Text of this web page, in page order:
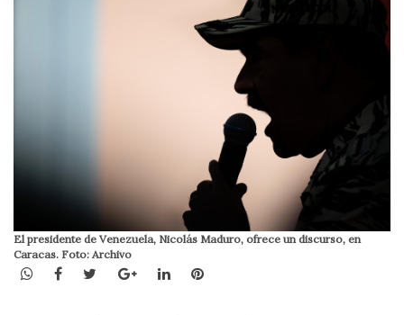
El presidente de Venezuela, Nicolás Maduro, ofrece un discurso, en
Caracas. Foto: Archivo
WhatsApp
Facebook
TwitterGoogle+LinkedInPinterest